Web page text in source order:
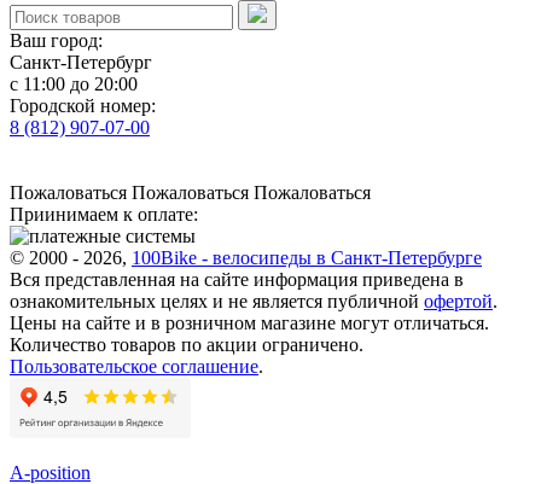
Ваш город:
Санкт-Петербург
с 11:00 до 20:00
Городской номер:
8 (812) 907-07-00
Пожаловаться Пожаловаться Пожаловаться
Приинимаем к оплате:
© 2000 - 2026, 100Bike - велосипеды в Санкт-Петербурге
Вся представленная на сайте информация приведена в
ознакомительных целях и не является публичной офертой.
Цены на сайте и в розничном магазине могут отличаться.
Количество товаров по акции ограничено.
Пользовательское соглашение.
A-position